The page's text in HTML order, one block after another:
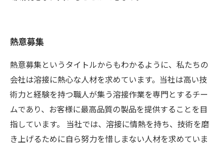
熱意募集
熱意募集というタイトルからもわかるように、私たちの
会社は溶接に熱心な人材を求めています。当社は高い技
術力と経験を持つ職人が集う溶接作業を専門とするチー
ムであり、お客様に最高品質の製品を提供することを目
指しています。 当社では、溶接に情熱を持ち、技術を磨
き上げるために自ら努力を惜しまない人材を求めていま